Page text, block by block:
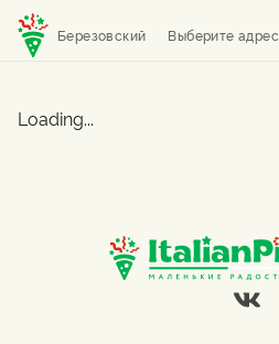
Березовский Выберите адрес
Loading...